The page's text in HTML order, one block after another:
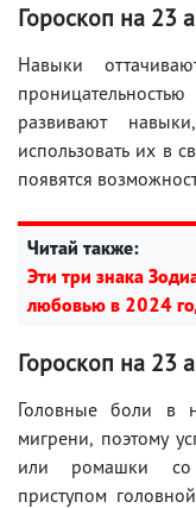
Гороскоп на 23
Навыки
развивают
использовать их в
появятся
Читай также:
Эти три знака
любовью в 2024
Гороскоп на 23
Головные боли в
мигрени, поэтому
или ромашки со
приступом